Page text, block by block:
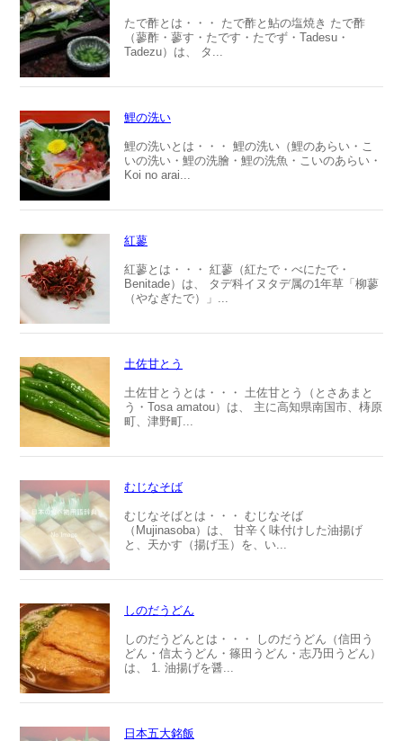
たで酢とは・・・ たで酢と鮎の塩焼き たで酢
（蓼酢・蓼す・たです・たでず・Tadesu・
Tadezu）は、 タ...
鯉の洗い
鯉の洗いとは・・・ 鯉の洗い（鯉のあらい・こ
いの洗い・鯉の洗膾・鯉の洗魚・こいのあらい・
Koi no arai...
紅蓼
紅蓼とは・・・ 紅蓼（紅たで・べにたで・
Benitade）は、 タデ科イヌタデ属の1年草「柳蓼
（やなぎたで）」...
土佐甘とう
土佐甘とうとは・・・ 土佐甘とう（とさあまと
う・Tosa amatou）は、 主に高知県南国市、梼原
町、津野町...
むじなそば
むじなそばとは・・・ むじなそば
（Mujinasoba）は、 甘辛く味付けした油揚げ
と、天かす（揚げ玉）を、い...
しのだうどん
しのだうどんとは・・・ しのだうどん（信田う
どん・信太うどん・篠田うどん・志乃田うどん）
は、 1. 油揚げを醤...
日本五大銘飯